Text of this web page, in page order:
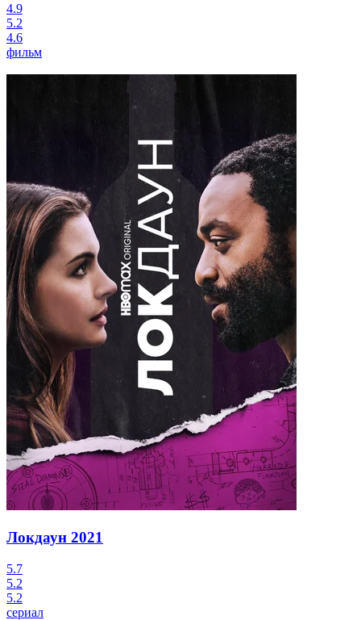
4.9
5.2
4.6
фильм
Локдаун 2021
5.7
5.2
5.2
сериал